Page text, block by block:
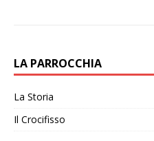
LA PARROCCHIA
La Storia
Il Crocifisso